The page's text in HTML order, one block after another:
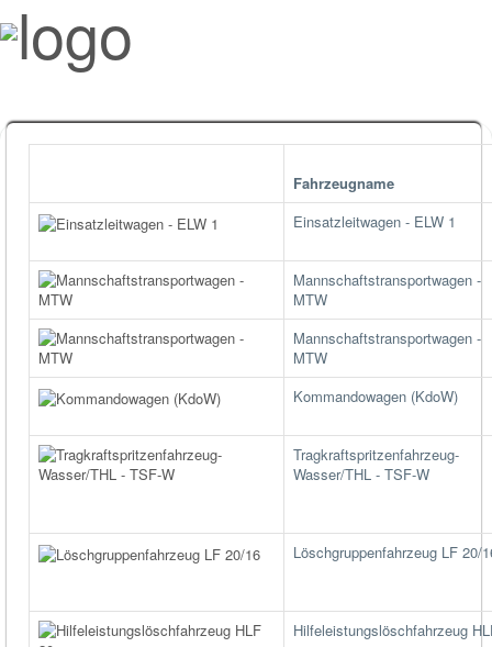
Fahrzeugname
Einsatzleitwagen - ELW 1
Mannschaftstransportwagen -
MTW
Mannschaftstransportwagen -
MTW
Kommandowagen (KdoW)
Tragkraftspritzenfahrzeug-
Wasser/THL - TSF-W
Löschgruppenfahrzeug LF 20/
Hilfeleistungslöschfahrzeug